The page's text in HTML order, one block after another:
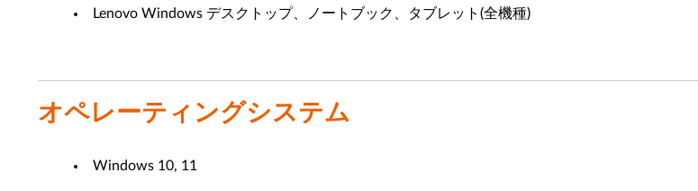
Lenovo Windows デスクトップ、ノートブック、タブレット(全機種)
オペレーティングシステム
Windows 10, 11